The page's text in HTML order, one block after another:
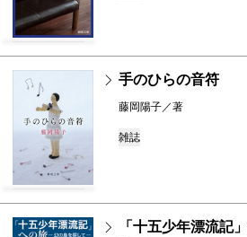
手のひらの音符
藤岡陽子／著
雑誌
「十五少年漂流記